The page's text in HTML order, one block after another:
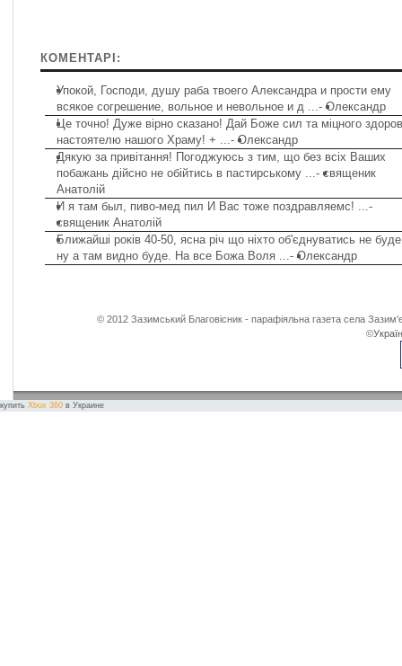
КОМЕНТАРІ:
Упокой, Господи, душу раба твоего Александра и прости ему
всякое согрешение, вольное и невольное и д ...- Олександр
Це точно! Дуже вірно сказано! Дай Боже сил та міцного
настоятелю нашого Храму! + ...- Олександр
Дякую за привітання! Погоджуюсь з тим, що без всіх Ваших
побажань дійсно не обійтись в пастирському ...- священик
Анатолій
И я там был, пиво-мед пил И Вас тоже поздравляемс! ...-
священик Анатолій
Ближайші років 40-50, ясна річ що ніхто об'єднуватись не
ну а там видно буде. На все Божа Воля ...- Олександр
© 2012 Зазимський Благовісник - парафіяльна газета села
©
купить Xbox 360 в Украине